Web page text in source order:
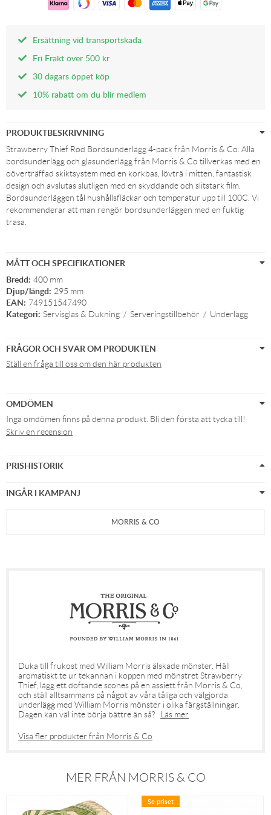
Ersättning vid transportskada
Fri Frakt över 500 kr
30 dagars öppet köp
10% rabatt om du blir medlem
PRODUKTBESKRIVNING
Strawberry Thief Röd Bordsunderlägg 4-pack från Morris & Co. Alla
bordsunderlägg och glasunderlägg från Morris & Co tillverkas med en
oöverträffad skiktsystem med en korkbas, lövträ i mitten, fantastisk
design och avslutas slutligen med en skyddande och slitstark film.
Bordsunderläggen tål hushållsfläckar och temperatur upp till 100C. Vi
rekommenderar att man rengör bordsunderläggen med en fuktig
trasa.
MÅTT OCH SPECIFIKATIONER
Bredd: 400 mm
Djup/längd: 295 mm
EAN: 749151547490
Kategori: Servisglas & Dukning / Serveringstillbehör / Underlägg
FRÅGOR OCH SVAR OM PRODUKTEN
Ställ en fråga till oss om den här produkten
OMDÖMEN
Inga omdömen finns på denna produkt. Bli den första att tycka till!
Skriv en recension
PRISHISTORIK
INGÅR I KAMPANJ
MORRIS & CO
Duka till frukost med William Morris älskade mönster. Häll
aromatiskt te ur tekannan i koppen med mönstret Strawberry
Thief, lägg ett doftande scones på en assiett från Morris & Co,
och ställ alltsammans på något av våra tåliga och välgjorda
underlägg med William Morris mönster i olika färgställningar.
Dagen kan väl inte börja bättre än så? Läs mer
Visa fler produkter från Morris & Co
MER FRÅN MORRIS & CO
Se priset